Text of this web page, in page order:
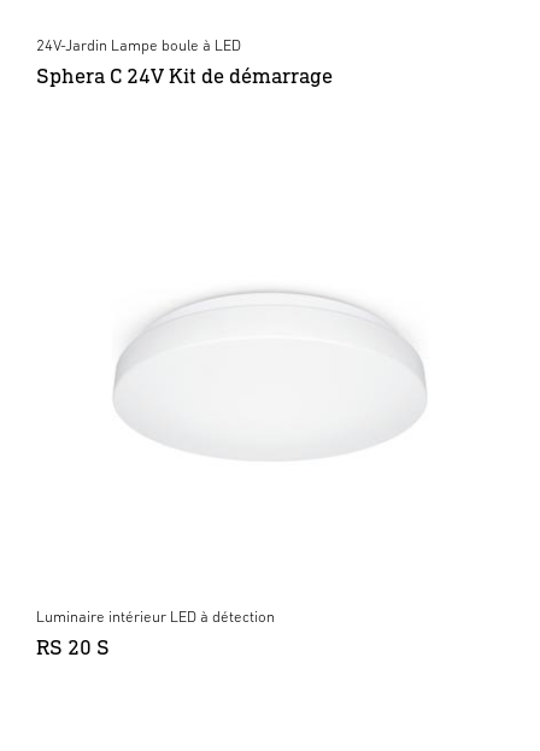
24V-Jardin Lampe boule à LED
Sphera C 24V Kit de démarrage
Luminaire intérieur LED à détection
RS 20 S